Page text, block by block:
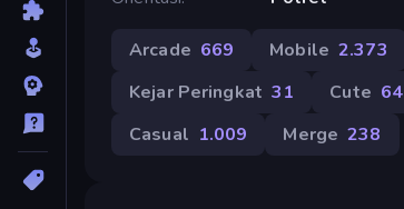
Arcade 669 Mobile 2.373
Kejar Peringkat 31 Cute 64
Casual 1.009 Merge 238